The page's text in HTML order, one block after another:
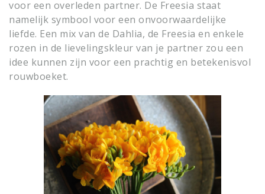
voor een overleden partner. De Freesia staat
namelijk symbool voor een onvoorwaardelijke
liefde. Een mix van de Dahlia, de Freesia en enkele
rozen in de lievelingskleur van je partner zou een
idee kunnen zijn voor een prachtig en betekenisvol
rouwboeket.